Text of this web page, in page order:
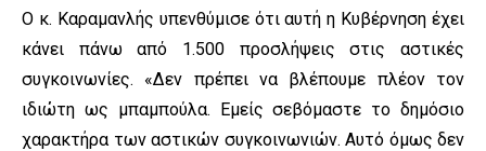
Ο κ. Καραμανλής υπενθύμισε ότι αυτή η Κυβέρνηση έχει
κάνει πάνω από 1.500 προσλήψεις στις αστικές
συγκοινωνίες. «Δεν πρέπει να βλέπουμε πλέον τον
ιδιώτη ως μπαμπούλα. Εμείς σεβόμαστε το δημόσιο
χαρακτήρα των αστικών συγκοινωνιών. Αυτό όμως δεν